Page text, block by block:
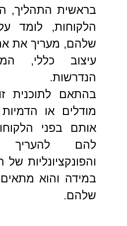
בראשית התהליך,
הלקוחות, לומד
שלהם, מעריך את
עיצוב כללי,
הנדרשות.
בהתאם לתוכנית
מודלים או
אותם בפני
להם להעריך
והפונקציונליות
במידה והוא מתאים
שלהם.